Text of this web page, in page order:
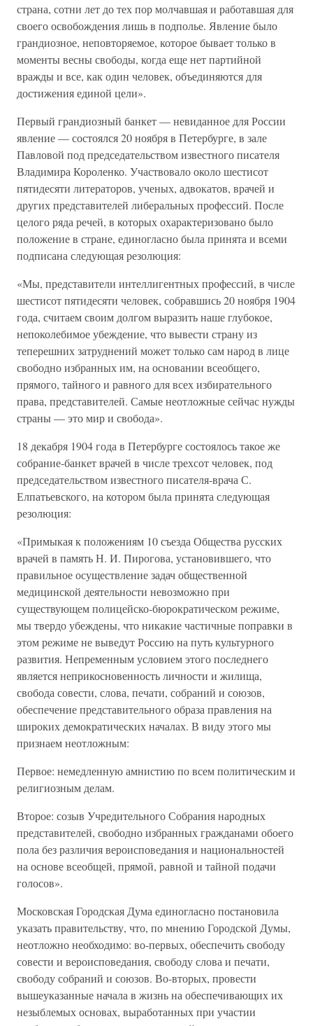
страна, сотни лет до тех пор молчавшая и работавшая для
своего освобождения лишь в подполье. Явление было
грандиозное, неповторяемое, которое бывает только в
моменты весны свободы, когда еще нет партийной
вражды и все, как один человек, объединяются для
достижения единой цели».
Первый грандиозный банкет — невиданное для России
явление — состоялся 20 ноября в Петербурге, в зале
Павловой под председательством известного писателя
Владимира Короленко. Участвовало около шестисот
пятидесяти литераторов, ученых, адвокатов, врачей и
других представителей либеральных профессий. После
целого ряда речей, в которых охарактеризовано было
положение в стране, единогласно была принята и всеми
подписана следующая резолюция:
«Мы, представители интеллигентных профессий, в числе
шестисот пятидесяти человек, собравшись 20 ноября 1904
года, считаем своим долгом выразить наше глубокое,
непоколебимое убеждение, что вывести страну из
теперешних затруднений может только сам народ в лице
свободно избранных им, на основании всеобщего,
прямого, тайного и равного для всех избирательного
права, представителей. Самые неотложные сейчас нужды
страны — это мир и свобода».
18 декабря 1904 года в Петербурге состоялось такое же
собрание-банкет врачей в числе трехсот человек, под
председательством известного писателя-врача С.
Елпатьевского, на котором была принята следующая
резолюция:
«Примыкая к положениям 10 съезда Общества русских
врачей в память Н. И. Пирогова, установившего, что
правильное осуществление задач общественной
медицинской деятельности невозможно при
существующем полицейско-бюрократическом режиме,
мы твердо убеждены, что никакие частичные поправки в
этом режиме не выведут Россию на путь культурного
развития. Непременным условием этого последнего
является неприкосновенность личности и жилища,
свобода совести, слова, печати, собраний и союзов,
обеспечение представительного образа правления на
широких демократических началах. В виду этого мы
признаем неотложным:
Первое: немедленную амнистию по всем политическим и
религиозным делам.
Второе: созыв Учредительного Собрания народных
представителей, свободно избранных гражданами обоего
пола без различия вероисповедания и национальностей
на основе всеобщей, прямой, равной и тайной подачи
голосов».
Московская Городская Дума единогласно постановила
указать правительству, что, по мнению Городской Думы,
неотложно необходимо: во-первых, обеспечить свободу
совести и вероисповедания, свободу слова и печати,
свободу собраний и союзов. Во-вторых, провести
вышеуказанные начала в жизнь на обеспечивающих их
незыблемых основах, выработанных при участии